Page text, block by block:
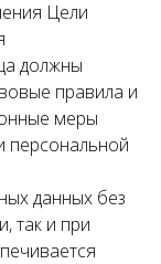
Цели
должны
правила и
меры
персональной
данных без
так и при